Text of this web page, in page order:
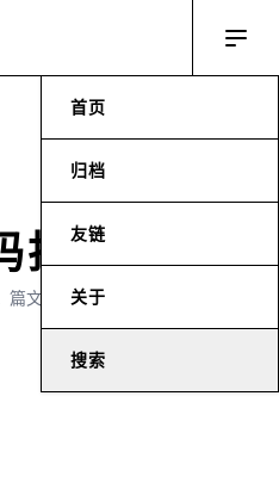
首页
归档
友链
关于
搜索
托管
文章